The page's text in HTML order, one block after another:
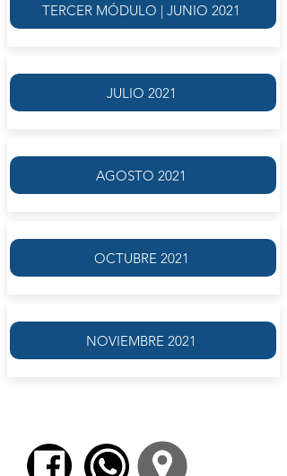
TERCER MÓDULO | JUNIO 2021
JULIO 2021
AGOSTO 2021
OCTUBRE 2021
NOVIEMBRE 2021